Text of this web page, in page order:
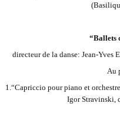
“Ballets
directeur de la danse: Jean-Yves
Au
1.“Capriccio pour piano et
Igor Stravinski,